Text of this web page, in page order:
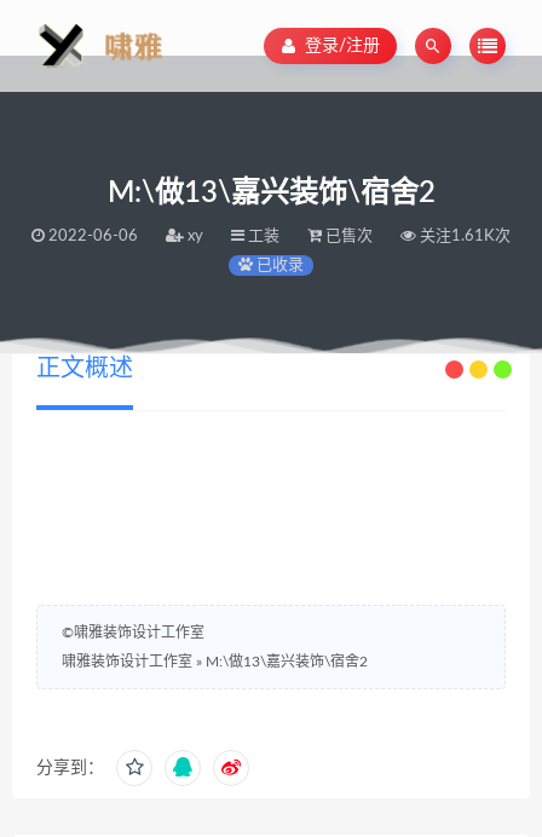
登录/注册
M:\做13\嘉兴装饰\宿舍2
2022-06-06 xy 工装 已售次
关注1.61K次
已收录
正文概述
©啸雅装饰设计工作室
啸雅装饰设计工作室 » M:\做13\嘉兴装饰\宿舍2
分享到：